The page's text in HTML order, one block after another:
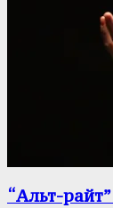
“Альт-